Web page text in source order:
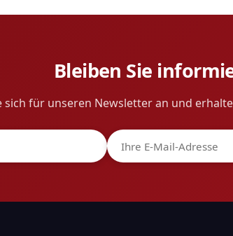
Bleiben Sie
sich für unseren Newsletter an und